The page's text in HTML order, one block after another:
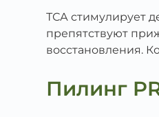
ТСА стимулирует
препятствуют
восстановления.
Пилинг